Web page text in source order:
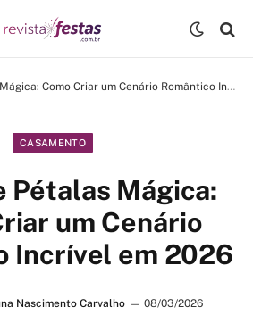
Como Criar um Cenário Romântico Incrível em 2026
CASAMENTO
Pétalas Mágica:
um Cenário
Incrível em 2026
Nascimento Carvalho
08/03/2026